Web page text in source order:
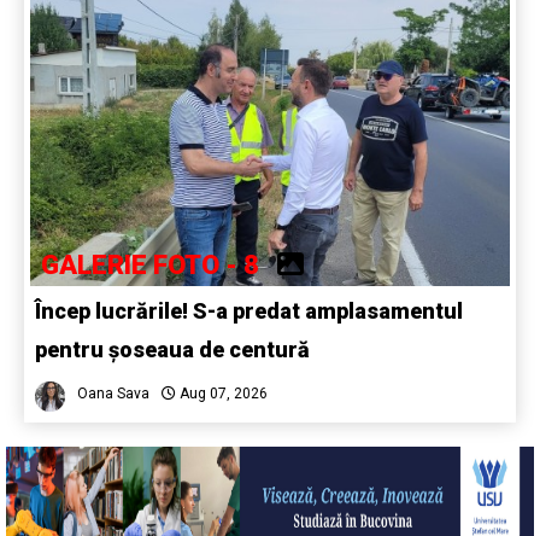
GALERIE FOTO - 8
Încep lucrările! S-a predat amplasamentul
pentru șoseaua de centură
Oana Sava Aug 07, 2026